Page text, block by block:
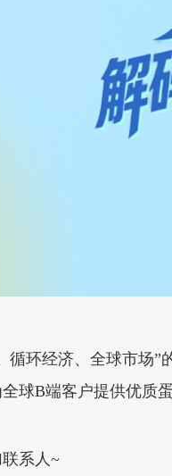
循环经济、全球市场
球B端客户提供优质
系人~